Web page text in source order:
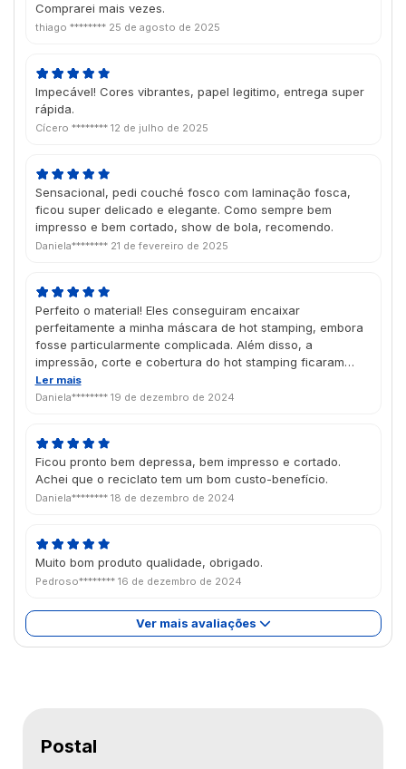
Comprarei mais vezes.
thiago ******** 25 de agosto de 2025
Impecável! Cores vibrantes, papel legitimo, entrega super
rápida.
Cícero ******** 12 de julho de 2025
Sensacional, pedi couché fosco com laminação fosca,
ficou super delicado e elegante. Como sempre bem
impresso e bem cortado, show de bola, recomendo.
Daniela******** 21 de fevereiro de 2025
Perfeito o material! Eles conseguiram encaixar
perfeitamente a minha máscara de hot stamping, embora
fosse particularmente complicada. Além disso, a
impressão, corte e cobertura do hot stamping ficaram
muito bons. Chegou antes do esperado, bem em tempo
pro Natal, estou muito satisfeita com o trabalho da Futura
Ler mais
Daniela******** 19 de dezembro de 2024
Ficou pronto bem depressa, bem impresso e cortado.
Achei que o reciclato tem um bom custo-benefício.
Daniela******** 18 de dezembro de 2024
Muito bom produto qualidade, obrigado.
Pedroso******** 16 de dezembro de 2024
Ver mais avaliações
Postal